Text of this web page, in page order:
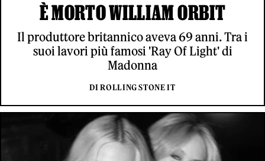
È MORTO WILLIAM ORBIT
Il produttore britannico aveva 69 anni. Tra i
suoi lavori più famosi 'Ray Of Light' di
Madonna
DI ROLLING STONE IT